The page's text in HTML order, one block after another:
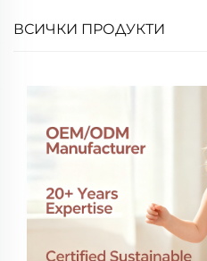
ВСИЧКИ ПРОДУКТИ